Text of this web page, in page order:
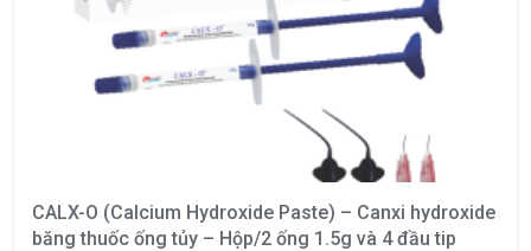
CALX-O (Calcium Hydroxide Paste) – Canxi hydroxide
băng thuốc ống tủy – Hộp/2 ống 1.5g và 4 đầu tip